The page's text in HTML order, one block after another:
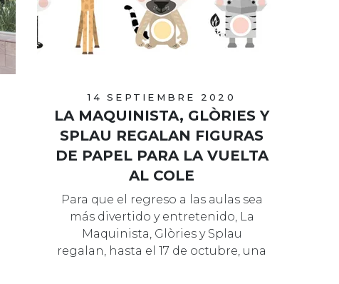
14 SEPTIEMBRE 2020
LA MAQUINISTA, GLÒRIES Y
SPLAU REGALAN FIGURAS
DE PAPEL PARA LA VUELTA
AL COLE
Para que el regreso a las aulas sea
más divertido y entretenido, La
Maquinista, Glòries y Splau
regalan, hasta el 17 de octubre, una